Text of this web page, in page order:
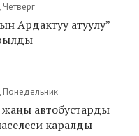
Ардактуу атуулу”
Понедельник
автобустарды
каралды